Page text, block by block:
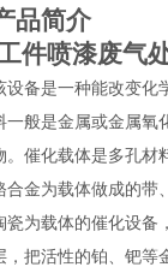
品简介
件喷漆废气
设备是一种能改变化
一般是金属或金属氧
。催化载体是多孔材
合金为载体做成的带
瓷为载体的催化设
，把活性的铂、钯等